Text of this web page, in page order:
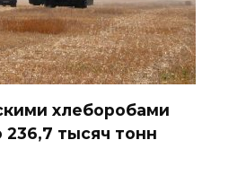
хлеборобами
тысяч тонн